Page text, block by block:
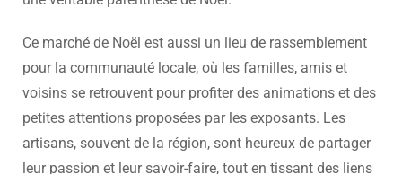
Ce marché de Noël est aussi un lieu de rassemblement
pour la communauté locale, où les familles, amis et
voisins se retrouvent pour profiter des animations et des
petites attentions proposées par les exposants. Les
artisans, souvent de la région, sont heureux de partager
leur passion et leur savoir-faire, tout en tissant des liens